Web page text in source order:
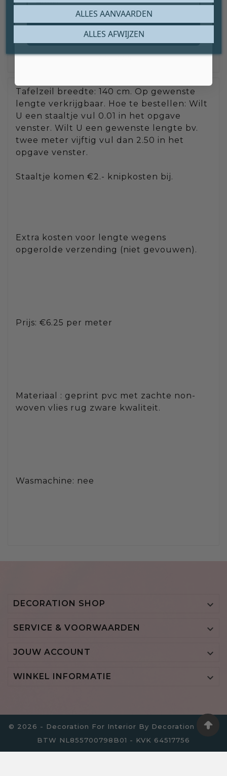
Productdetails
Reviews
Tafelzeil breedte: 140 cm. Op gewenste
lengte verkrijgbaar. Hoe te bestellen: Wilt
U een staaltje vul 0.01 in het opgave
venster. Wilt U een gewenste lengte bv.
twee meter vijftig vul dan 2.50 in het
opgave venster.
Staaltje komen €2.- knipkosten bij.
Extra kosten voor lengte wegens
opgerolde verzending (niet gevouwen).
Prijs: €6.25 per meter
Materiaal : geprint pvc met zachte non-
woven vlies rug zware kwaliteit.
Wasmachine: nee
DECORATION SHOP 
SERVICE & VOORWAARDEN 
JOUW ACCOUNT 
WINKEL INFORMATIE 
ALLES AFWIJZEN
ALLES AANVAARDEN
© 2026 - Decoration For Interior By Decoration B.V. -
BTW NL855700798B01 - KVK 64517756
Claim mijn gratis cadeau